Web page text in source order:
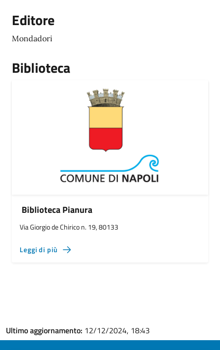
Editore
Mondadori
Biblioteca
Biblioteca Pianura
Via Giorgio de Chirico n. 19, 80133
Leggi di più
Ultimo aggiornamento: 12/12/2024, 18:43